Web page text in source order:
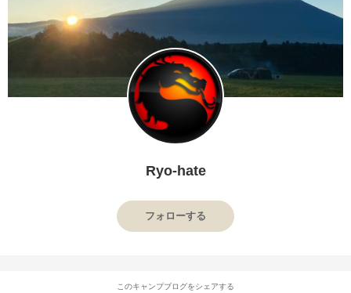
Ryo-hate
フォローする
このキャンプブログをシェアする